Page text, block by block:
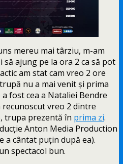
mereu mai târziu, m-am
să ajung pe la ora 2 ca să pot
am stat cam vreo 2 ore
nu a mai venit și prima
fost cea a Nataliei Bendre
recunoscut vreo 2 dintre
trupa prezentă în prima zi.
Anton Media Production
a cântat puțin după ea).
spectacol bun.